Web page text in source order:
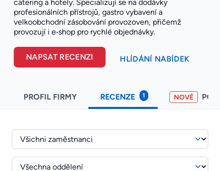
catering a hotely. Specializují se na dodávky
profesionálních přístrojů, gastro vybavení a
velkoobchodní zásobování provozoven, přičemž
provozují i e‑shop pro rychlé objednávky.
NAPSAT RECENZI HLÍDÁNÍ NABÍDEK
PROFIL FIRMY RECENZE 1 NOVÉ